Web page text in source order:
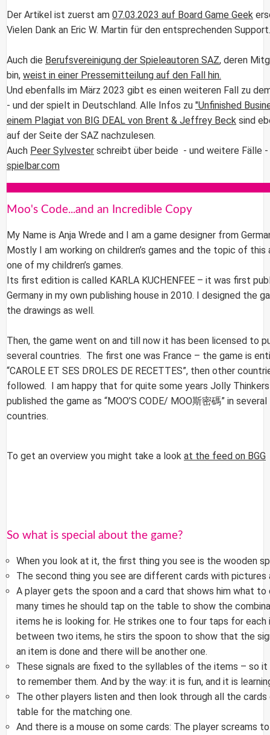
Der Artikel ist zuerst am 07.03.2023 auf Board Game Geek
Vielen Dank an Eric W. Martin für den entsprechenden Support.
Auch die Berufsvereinigung der Spieleautoren SAZ, deren
bin, weist in einer Pressemitteilung auf den Fall hin.
Und ebenfalls im März 2023 gibt es einen weiteren Fall zu
- und der spielt in Deutschland. Alle Infos zu "Unfinished
einem Plagiat von BIG DEAL von Brent & Jeffrey Beck sind
auf der Seite der SAZ nachzulesen.
Auch Peer Sylvester schreibt über beide - und weitere Fälle
spielbar.com
Moo's Code...and an Incredible Copy
My Name is Anja Wrede and I am a game designer from
Mostly I am working on children’s games and the topic of this
one of my children’s games.
Its first edition is called KARLA KUCHENFEE – it was first
Germany in my own publishing house in 2010. I designed the
the drawings as well.
Then, the game went on and till now it has been licensed to
several countries. The first one was France – the game is
“CAROLE ET SES DROLES DE RECETTES”, then other
followed. I am happy that for quite some years Jolly
published the game as “MOO’S CODE/ MOO斯密碼” in several
countries.
To get an overview you might take a look at the feed on BGG
So what is special about the game?
When you look at it, the first thing you see is the wooden
The second thing you see are different cards with pictures
A player gets the spoon and a card that shows him what to
many times he should tap on the table to show the
items he is looking for. He strikes one to four taps for
between two items, he stirs the spoon to show that the
an item is done and there will be another one.
These signals are fixed to the syllables of the items – so it
to remember them. And by the way: it is fun, and it is
The other players listen and then look through all the cards
table for the matching one.
And there is a mouse on some cards: The player screams